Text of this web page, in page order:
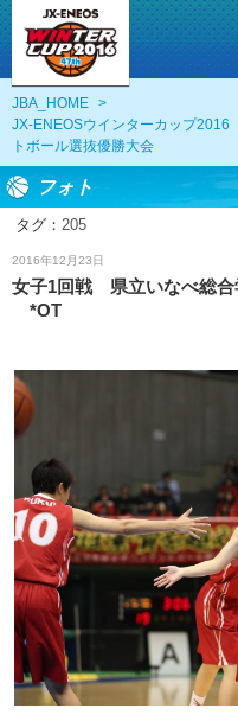
JBA_HOME
>
JX-ENEOSウインターカップ
トボール選抜優勝大会
フォト
タグ： 205
2016年12月23日
女子1回戦 県立いなべ総
*OT